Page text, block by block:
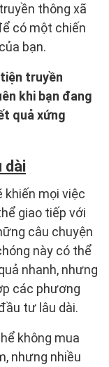
thông xã
có một chiến
bạn.
truyền
khi bạn đang
quả xứng
dài
khiến mọi việc
giao tiếp với
câu chuyện
này có thể
nhanh, nhưng
các phương
tư lâu dài.
không mua
nhưng nhiều